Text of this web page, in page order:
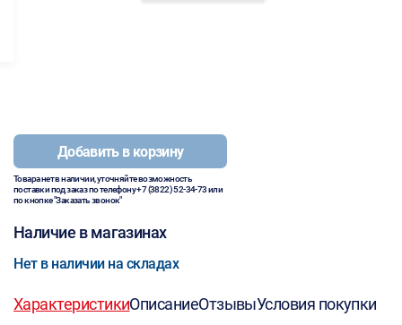
Добавить в корзину
Товара нет в наличии, уточняйте возможность
поставки под заказ по телефону+7 (3822) 52-34-73или
по кнопке "Заказать звонок"
Наличие в магазинах
Нет в наличии на складах
ХарактеристикиОписаниеОтзывыУсловия покупки